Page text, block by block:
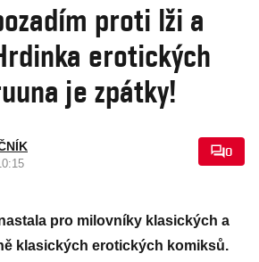
proti lži a
erotických
je zpátky!
0
pro milovníky klasických a
klasických erotických komiksů.